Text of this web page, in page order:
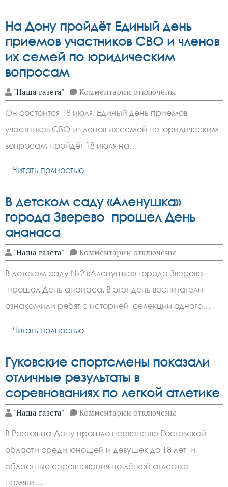
колесо
2025»
На Дону пройдёт Единый день
приемов участников СВО и членов
их семей по юридическим
вопросам
"Наша газета" Комментарии к
записи
Дону
пройдёт
Единый
приемов
семей
по
юридическим
отключены
Он состоится 18 июля. Единый день приемов
участников СВО и членов их семей по юридическим
вопросам пройдёт 18 июля на…
Читать полностью
В детском саду «Аленушка»
города Зверево прошел День
ананаса
"Наша газета" Комментарии к
записи
детском
саду
«Аленушка»
города
Зверево
отключены
В детском саду №2 «Аленушка» города Зверево
прошел День ананаса. В этот день воспитатели
ознакомили ребят с историей селекции одного…
Читать полностью
Гуковские спортсмены показали
отличные результаты в
соревнованиях по легкой атлетике
"Наша газета" Комментарии к
записи
Гуковские
спортсмены
показали
отличные
результаты
в
отключены
В Ростов-на-Дону прошло первенство Ростовской
области среди юношей и девушек до 18 лет и
областные соревнования по лёгкой атлетике
памяти…